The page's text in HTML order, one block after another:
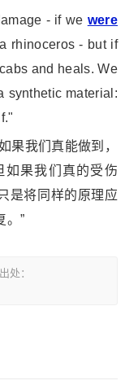
- if we were
rhinoceros - but if
and heals. We
synthetic material:
我们真能做到，
果我们真的受伤
是将同样的原理应
。”
处：